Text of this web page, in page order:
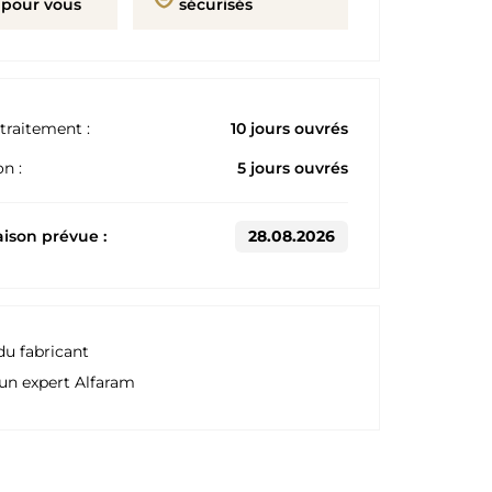
: 10 jours ouvrés
: 5 jours ouvrés
prévue : 28.08.2026
fabricant
expert Alfaram